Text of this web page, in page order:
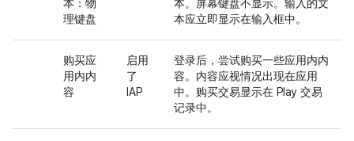
本：物
理键盘
本。屏幕键盘不显示。输入的文
本应立即显示在输入框中。
购买应
用内内
容
启用
了
IAP
登录后，尝试购买一些应用内内
容。内容应视情况出现在应用
中。购买交易显示在 Play 交易
记录中。